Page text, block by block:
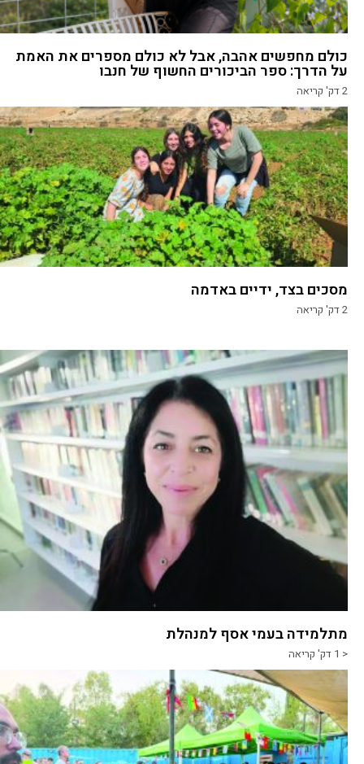
כולם מחפשים אהבה, אבל לא כולם מספרים את האמת
על הדרך: ספר הביכורים החשוף של חנבו
2דק' קריאה
מסכים בצד, ידיים באדמה
2דק' קריאה
מתלמידה בעמי אסף למנהלת
< 1 דק' קריאה